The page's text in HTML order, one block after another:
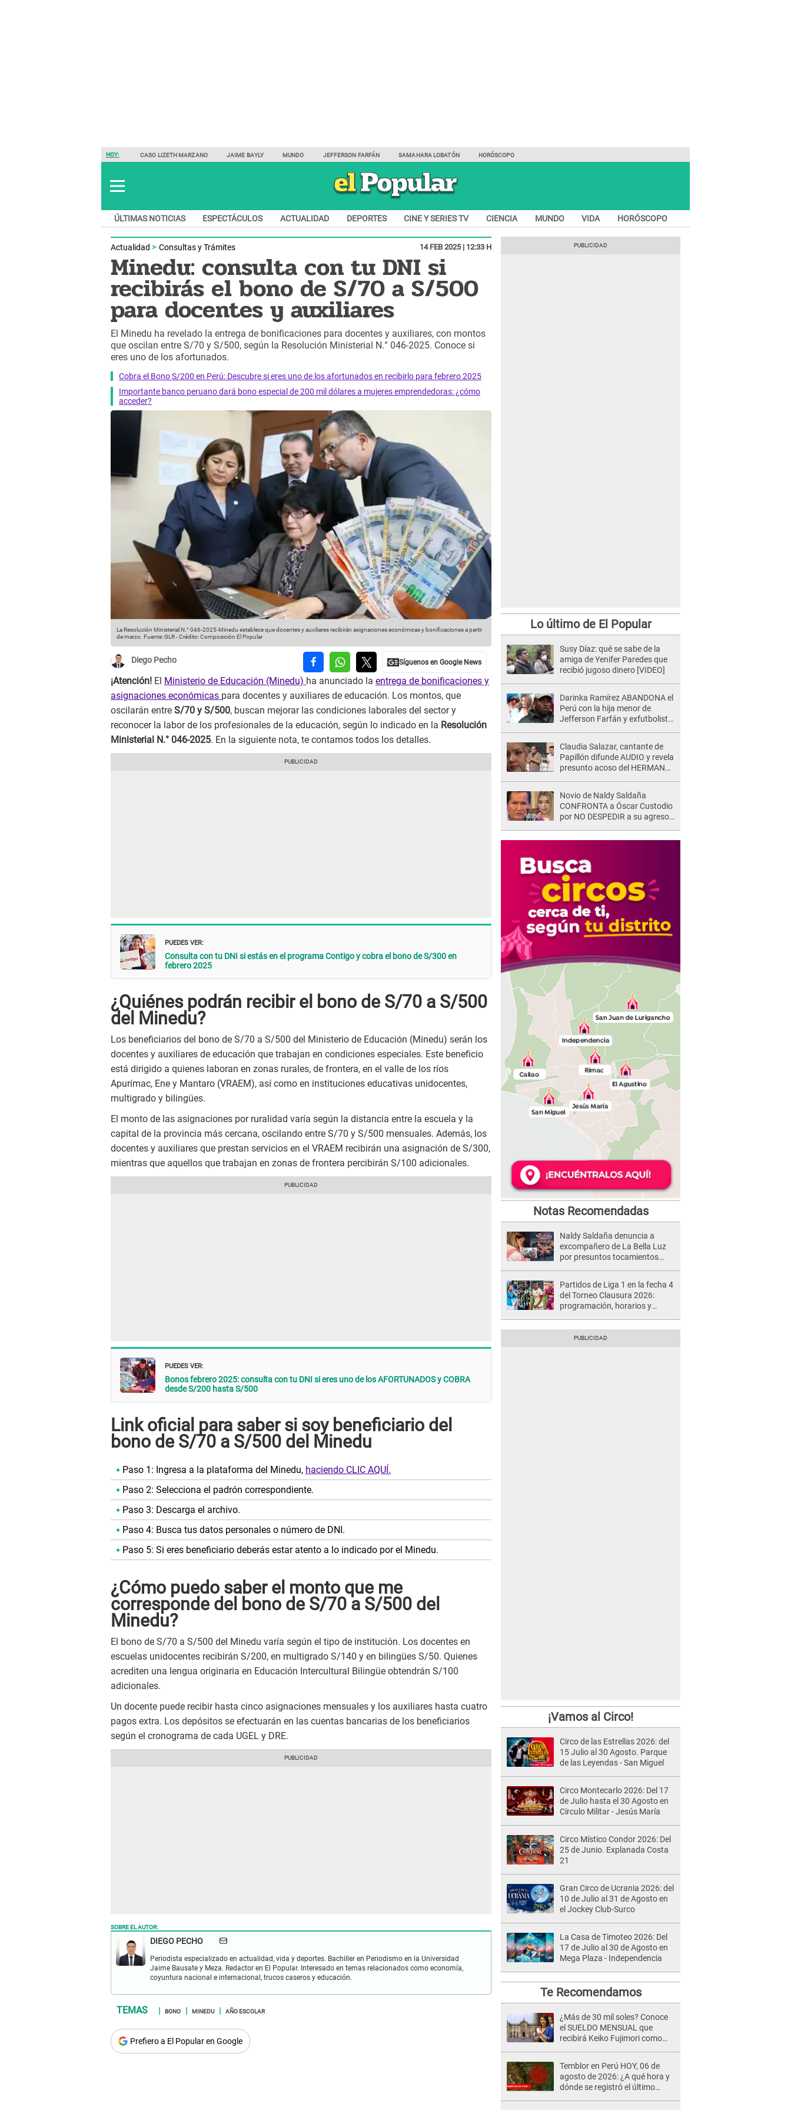
HOY: CASO LIZETH MARZANO JAIME BAYLY MUNDO JEFFERSON FARFÁN SAMAHARA LOBATÓN HORÓSCOPO
ÚLTIMAS NOTICIAS ESPECTÁCULOS ACTUALIDAD DEPORTES CINE Y SERIES TV CIENCIA MUNDO VIDA HORÓSCOPO
Actualidad Consultas y Trámites 14 FEB 2025 | 12:33 H
Minedu: consulta con tu DNI si
recibirás el bono de S/70 a S/500
para docentes y auxiliares
El Minedu ha revelado la entrega de bonificaciones para docentes y auxiliares, con montos
que oscilan entre S/70 y S/500, según la Resolución Ministerial N.° 046-2025. Conoce si
eres uno de los afortunados.
Cobra el Bono S/200 en Perú: Descubre si eres uno de los afortunados en recibirlo para febrero 2025
Importante banco peruano dará bono especial de 200 mil dólares a mujeres emprendedoras: ¿cómo
acceder?
La Resolución Ministerial N.° 046-2025-Minedu establece que docentes y auxiliares recibirán asignaciones económicas y bonificaciones a partir
de marzo. Fuente: GLR-Crédito: Composición El Popular
Diego Pecho
¡Atención! El Ministerio de Educación (Minedu) ha anunciado la entrega de bonificaciones y
asignaciones económicas para docentes y auxiliares de educación. Los montos, que
oscilarán entre S/70 y S/500, buscan mejorar las condiciones laborales del sector y
reconocer la labor de los profesionales de la educación, según lo indicado en la Resolución
Ministerial N.° 046-2025. En la siguiente nota, te contamos todos los detalles.
PUEDES VER:
Consulta con tu DNI si estás en el programa Contigo y cobra el bono de S/300 en
febrero 2025
¿Quiénes podrán recibir el bono de S/70 a S/500
del Minedu?
Los beneficiarios del bono de S/70 a S/500 del Ministerio de Educación (Minedu) serán los
docentes y auxiliares de educación que trabajan en condiciones especiales. Este beneficio
está dirigido a quienes laboran en zonas rurales, de frontera, en el valle de los ríos
Apurímac, Ene y Mantaro (VRAEM), así como en instituciones educativas unidocentes,
multigrado y bilingües.
El monto de las asignaciones por ruralidad varía según la distancia entre la escuela y la
capital de la provincia más cercana, oscilando entre S/70 y S/500 mensuales. Además, los
docentes y auxiliares que prestan servicios en el VRAEM recibirán una asignación de S/300,
mientras que aquellos que trabajan en zonas de frontera percibirán S/100 adicionales.
PUEDES VER:
Bonos febrero 2025: consulta con tu DNI si eres uno de los AFORTUNADOS y COBRA
desde S/200 hasta S/500
Link oficial para saber si soy beneficiario del
bono de S/70 a S/500 del Minedu
Paso 1: Ingresa a la plataforma del Minedu, haciendo CLIC AQUÍ.
Paso 2: Selecciona el padrón correspondiente.
Paso 3: Descarga el archivo.
Paso 4: Busca tus datos personales o número de DNI.
Paso 5: Si eres beneficiario deberás estar atento a lo indicado por el Minedu.
¿Cómo puedo saber el monto que me
corresponde del bono de S/70 a S/500 del
Minedu?
El bono de S/70 a S/500 del Minedu varía según el tipo de institución. Los docentes en
escuelas unidocentes recibirán S/200, en multigrado S/140 y en bilingües S/50. Quienes
acrediten una lengua originaria en Educación Intercultural Bilingüe obtendrán S/100
adicionales.
Un docente puede recibir hasta cinco asignaciones mensuales y los auxiliares hasta cuatro
pagos extra. Los depósitos se efectuarán en las cuentas bancarias de los beneficiarios
según el cronograma de cada UGEL y DRE.
SOBRE EL AUTOR:
DIEGO PECHO
Periodista especializado en actualidad, vida y deportes. Bachiller en Periodismo en la Universidad
Jaime Bausate y Meza. Redactor en El Popular. Interesado en temas relacionados como economía,
coyuntura nacional e internacional, trucos caseros y educación.
BONO MINEDU AÑO ESCOLAR
Prefiero a El Popular en Google
Lo último de El Popular
Susy Díaz: qué se sabe de la
amiga de Yenifer Paredes que
recibió jugoso dinero [VIDEO]
Darinka Ramírez ABANDONA el
Perú con la hija menor de
Jefferson Farfán y exfutbolista
Claudia Salazar, cantante de
Papillón difunde AUDIO y revela
presunto acoso del HERMANO
shock"
Novio de Naldy Saldaña
CONFRONTA a Óscar Custodio
por NO DESPEDIR a su agresor
Notas Recomendadas
Naldy Saldaña denuncia a
excompañero de La Bella Luz
por presuntos tocamientos
Partidos de Liga 1 en la fecha 4
del Torneo Clausura 2026:
programación, horarios y
¡Vamos al Circo!
Circo de las Estrellas 2026: del
15 Julio al 30 Agosto. Parque
de las Leyendas - San Miguel
Circo Montecarlo 2026: Del 17
de Julio hasta el 30 Agosto en
Círculo Militar - Jesús María
Circo Místico Condor 2026: Del
25 de Junio. Explanada Costa
21
Gran Circo de Ucrania 2026: del
10 de Julio al 31 de Agosto en
el Jockey Club-Surco
La Casa de Timoteo 2026: Del
17 de Julio al 30 de Agosto en
Mega Plaza - Independencia
Te Recomendamos
¿Más de 30 mil soles? Conoce
el SUELDO MENSUAL que
recibirá Keiko Fujimori como
Temblor en Perú HOY, 06 de
agosto de 2026: ¿A qué hora y
dónde se registró el último